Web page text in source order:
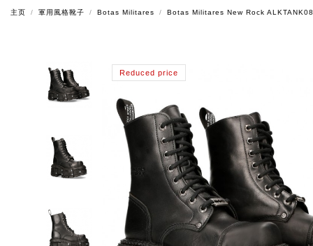
主页 軍用風格靴子 Botas Militares Botas Militares New Rock
Reduced price